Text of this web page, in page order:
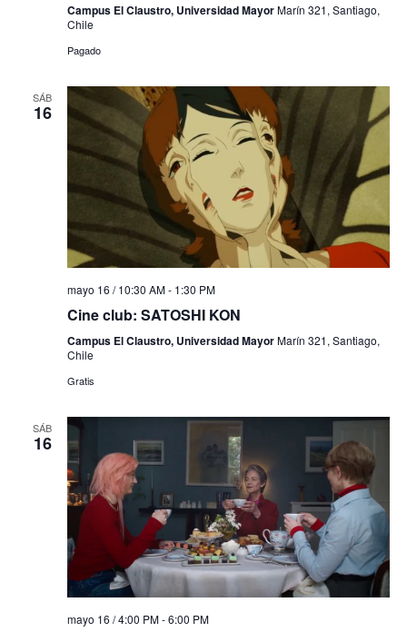
Campus El Claustro, Universidad MayorMarín 321, Santiago,
Chile
Pagado
SÁB
16
mayo 16 / 10:30 AM- 1:30 PM
Cine club: SATOSHI KON
Campus El Claustro, Universidad MayorMarín 321, Santiago,
Chile
Gratis
SÁB
16
mayo 16 / 4:00 PM-6:00 PM